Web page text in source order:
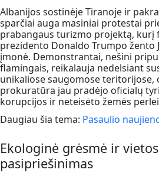
Albanijos sostinėje Tiranoje ir
sparčiai auga masiniai protestai
prabangaus turizmo projektą, kurį
prezidento Donaldo Trumpo žento
įmonė. Demonstrantai, nešini
flamingais, reikalauja nedelsiant
unikaliose saugomose teritorijose,
prokuratūra jau pradėjo oficialų
korupcijos ir neteisėto žemės
Daugiau šia tema: Pasaulio
Ekologinė grėsmė ir
pasipriešinimas